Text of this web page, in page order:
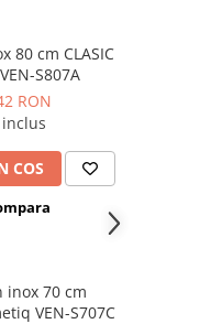
80 cm CLASIC
S807A
RON
inclus
COS
inox 70 cm
VEN-S707C